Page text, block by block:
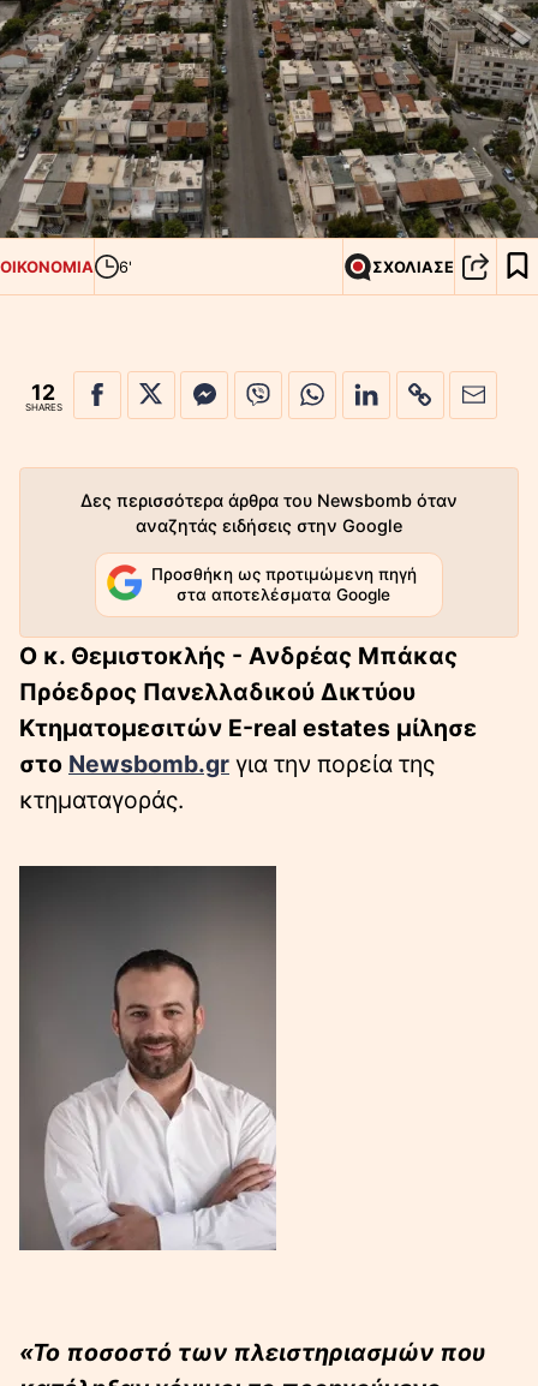
ΟΙΚΟΝΟΜΙΑ 6' ΣΧΟΛΙΑΣΕ
12
SHARES
Δες περισσότερα άρθρα του Newsbomb όταν
αναζητάς ειδήσεις στην Google
Προσθήκη ως προτιμώμενη πηγή
στα αποτελέσματα Google
Ο κ. Θεμιστοκλής - Ανδρέας Μπάκας
Πρόεδρος Πανελλαδικού Δικτύου
Κτηματομεσιτών Ε-real estates μίλησε
στο Newsbomb.gr για την πορεία της
κτηματαγοράς.
«Το ποσοστό των πλειστηριασμών που